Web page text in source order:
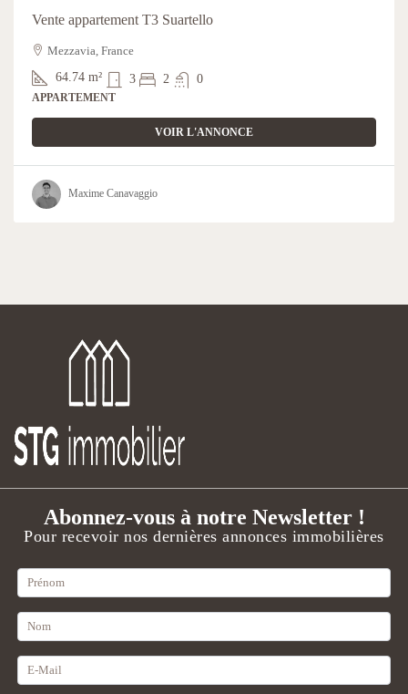
Vente appartement T3 Suartello
Mezzavia, France
64.74 m² 3 2 0
APPARTEMENT
VOIR L'ANNONCE
Maxime Canavaggio
Abonnez-vous à notre Newsletter !
Pour recevoir nos dernières annonces immobilières